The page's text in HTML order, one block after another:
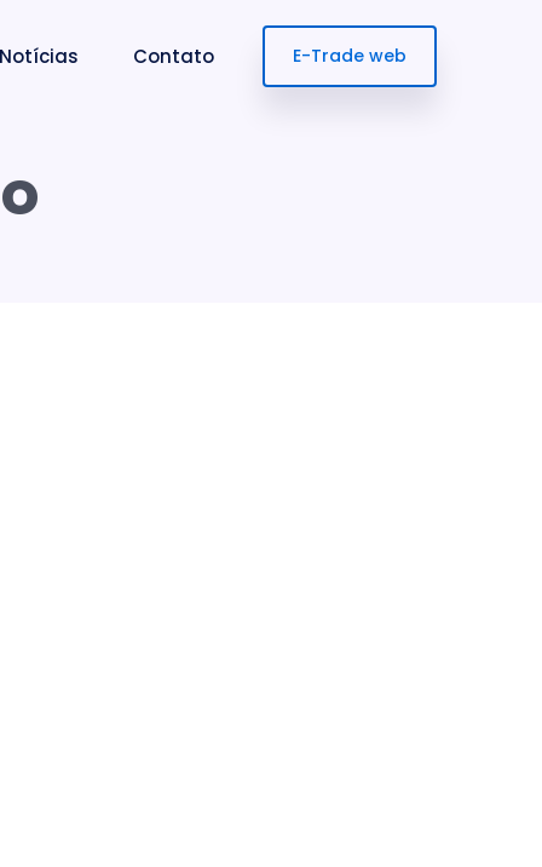
Notícias Contato E-Trade web